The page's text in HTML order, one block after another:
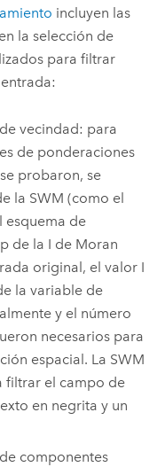
incluyen las
la selección de
para filtrar
vecindad: para
de ponderaciones
probaron, se
la SWM (como el
esquema de
de la I de Moran
original, el valor I
la variable de
y el número
necesarios para
espacial. La SWM
filtrar el campo de
en negrita y un
componentes